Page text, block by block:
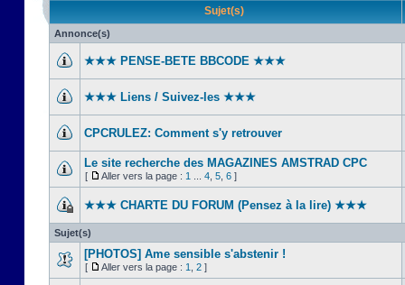
Sujet(s)
Annonce(s)
★★★ PENSE-BETE BBCODE ★★★
★★★ Liens / Suivez-les ★★★
CPCRULEZ: Comment s'y retrouver‎
Le site recherche des MAGAZINES AMSTRAD CPC
[ Aller vers la page : 1 4 5 6 ]
★★★ CHARTE DU FORUM (Pensez à la lire) ★★★
Sujet(s)
[PHOTOS] Ame sensible s'abstenir !
[ Aller vers la page : 1 2 ]